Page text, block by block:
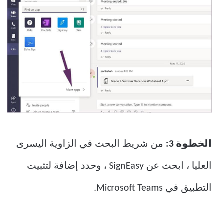
الخطوة 3: من شريط البحث في الزاوية اليسرى
العليا ، ابحث عن SignEasy ، وحدد إضافة لتثبيت
التطبيق في Microsoft Teams.